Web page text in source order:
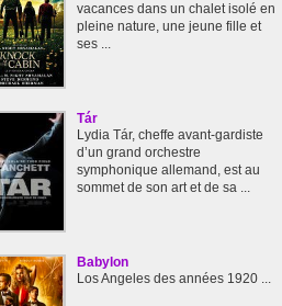
vacances dans un chalet isolé en
pleine nature, une jeune fille et
ses ...
Tár
Lydia Tár, cheffe avant-gardiste
d’un grand orchestre
symphonique allemand, est au
sommet de son art et de sa ...
Babylon
Los Angeles des années 1920 ...